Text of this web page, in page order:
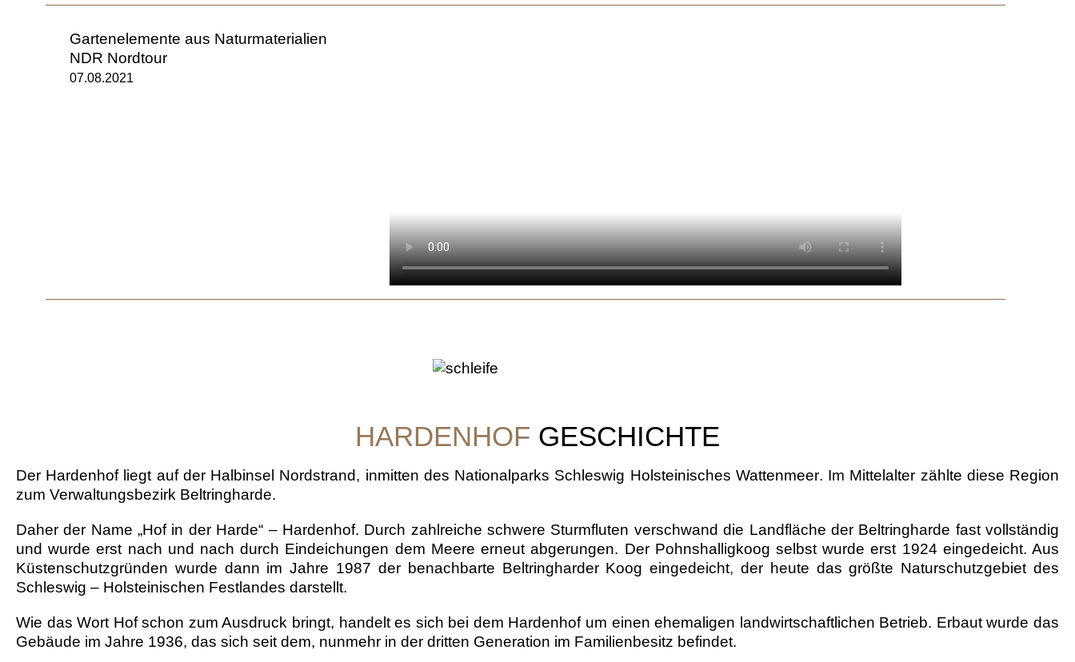
Gartenelemente aus Naturmaterialien
NDR Nordtour
07.08.2021
HARDENHOF GESCHICHTE
Der Hardenhof liegt auf der Halbinsel Nordstrand, inmitten des Nationalparks Schleswig Holsteinisches Wattenmeer. Im Mittelalter zählte diese Region
zum Verwaltungsbezirk Beltringharde.
Daher der Name„Hof in der Harde“ – Hardenhof. Durch zahlreiche schwere Sturmfluten verschwand die Landfläche der Beltringharde fast vollständig
und wurde erst nach und nach durch Eindeichungen dem Meere erneut abgerungen. Der Pohnshalligkoog selbst wurde erst 1924 eingedeicht. Aus
Küstenschutzgründen wurde dann im Jahre 1987 der benachbarte Beltringharder Koog eingedeicht, der heute das größte Naturschutzgebiet des
Schleswig – Holsteinischen Festlandes darstellt.
Wie das Wort Hof schon zum Ausdruck bringt, handelt es sich bei dem Hardenhof um einen ehemaligen landwirtschaftlichen Betrieb. Erbaut wurde das
Gebäude im Jahre 1936, das sich seit dem, nunmehr in der dritten Generation im Familienbesitz befindet.